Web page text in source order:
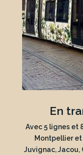
En
Avec 5 lignes et
Montpellier
Juvignac,